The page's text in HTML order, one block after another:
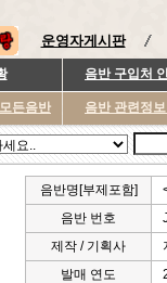
운영자게시판
음반 구입처
모든음반 음반 관련정
음반명[부제포함]
음반 번호
제작 / 기획사
발매 연도